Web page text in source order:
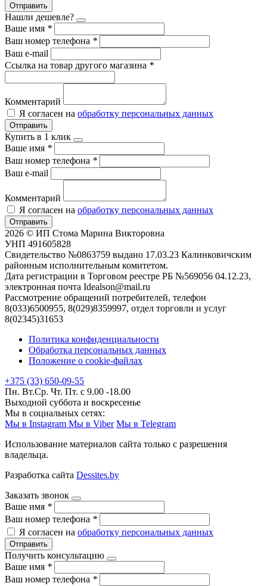
Отправить
Нашли дешевле?
Ваше имя *
Ваш номер телефона *
Ваш e-mail
Ссылка на товар другого магазина *
Комментарий
Я согласен на обработку персональных данных
Отправить
Купить в 1 клик
Ваше имя *
Ваш номер телефона *
Ваш e-mail
Комментарий
Я согласен на обработку персональных данных
Отправить
2026 © ИП Стома Марина Викторовна
УНП 491605828
Свидетельство №0863759 выдано 17.03.23 Калинковичским
районным исполнительным комитетом.
Дата регистрации в Торговом реестре РБ №569056 04.12.23,
электронная почта Idealson@mail.ru
Рассмотрение обращений потребителей, телефон
8(033)6500955, 8(029)8359997, отдел торговли и услуг
8(02345)31653
Политика конфиденциальности
Обработка персональных данных
Положение о cookie-файлах
+375 (33) 650-09-55
Пн. Вт.Ср. Чт. Пт. с 9.00 -18.00
Выходной суббота и воскресенье
Мы в социальных сетях:
Мы в Instagram Мы в Viber Мы в Telegram
Использование материалов сайта только с разрешения
владельца.
Разработка сайта Dessites.by
Заказать звонок
Ваше имя *
Ваш номер телефона *
Я согласен на обработку персональных данных
Отправить
Получить консультацию
Ваше имя *
Ваш номер телефона *